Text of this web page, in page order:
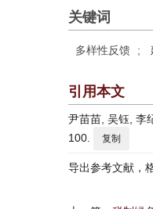
关键词
多样性反馈 ;
引用本文
尹苗苗, 吴钰, 李
100.
复制
导出参考文献，